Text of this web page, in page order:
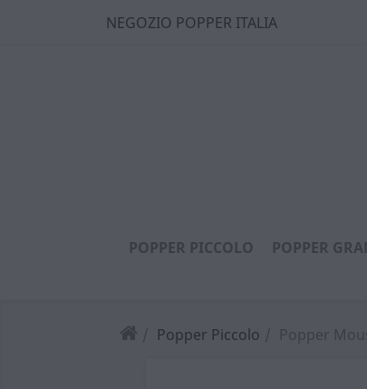
NEGOZIO POPPER ITALIA
POPPER PICCOLO POPPER
Popper Piccolo Popper